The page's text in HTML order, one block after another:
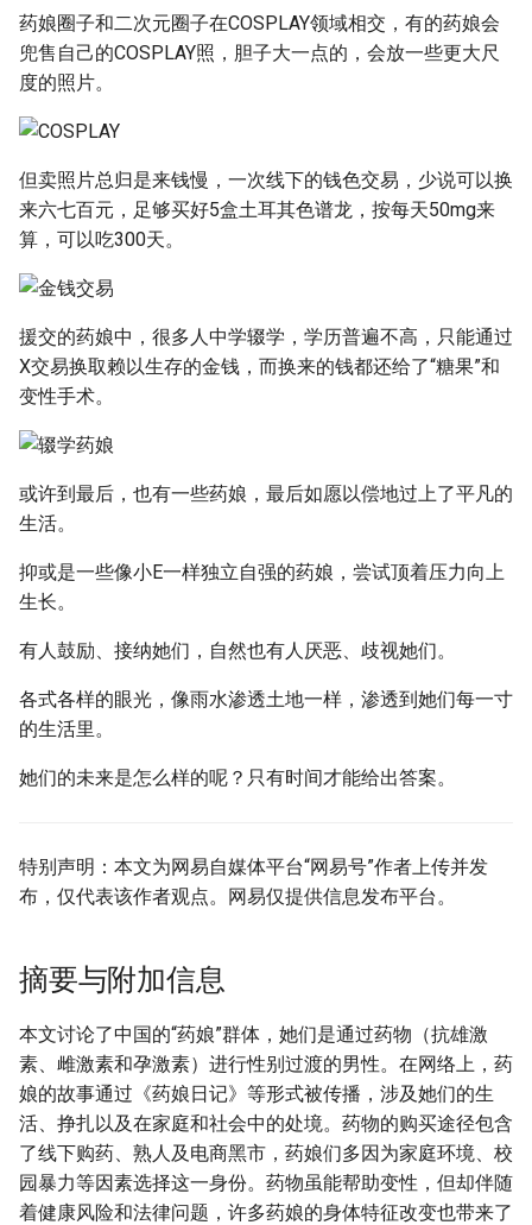
药娘圈子和二次元圈子在COSPLAY领域相交，有的药娘会
兜售自己的COSPLAY照，胆子大一点的，会放一些更大尺
度的照片。
但卖照片总归是来钱慢，一次线下的钱色交易，少说可以换
来六七百元，足够买好5盒土耳其色谱龙，按每天50mg来
算，可以吃300天。
援交的药娘中，很多人中学辍学，学历普遍不高，只能通过
X交易换取赖以生存的金钱，而换来的钱都还给了“糖果”和
变性手术。
或许到最后，也有一些药娘，最后如愿以偿地过上了平凡的
生活。
抑或是一些像小E一样独立自强的药娘，尝试顶着压力向上
生长。
有人鼓励、接纳她们，自然也有人厌恶、歧视她们。
各式各样的眼光，像雨水渗透土地一样，渗透到她们每一寸
的生活里。
她们的未来是怎么样的呢？只有时间才能给出答案。
特别声明：本文为网易自媒体平台“网易号”作者上传并发
布，仅代表该作者观点。网易仅提供信息发布平台。
摘要与附加信息
本文讨论了中国的“药娘”群体，她们是通过药物（抗雄激
素、雌激素和孕激素）进行性别过渡的男性。在网络上，药
娘的故事通过《药娘日记》等形式被传播，涉及她们的生
活、挣扎以及在家庭和社会中的处境。药物的购买途径包含
了线下购药、熟人及电商黑市，药娘们多因为家庭环境、校
园暴力等因素选择这一身份。药物虽能帮助变性，但却伴随
着健康风险和法律问题，许多药娘的身体特征改变也带来了